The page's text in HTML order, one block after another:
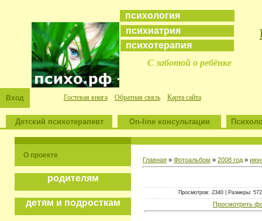
психология
психиатрия
психотерапия
С заботой о ребёнке
Вход Гостевая книга Обратная связь Карта сайта
Детский психотерапевт On-line консультации
О проекте
родителям
детям и подросткам
Главная » Фотоальбом » 2008 год »
Просмотров: 2340 | Размеры:
Просмотреть